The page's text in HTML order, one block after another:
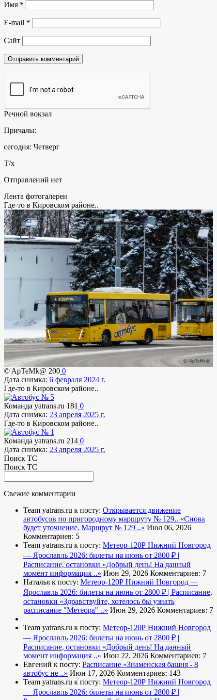
Имя *
E-mail *
Сайт
Речной вокзал
Причалы:
сегодня: Четверг
Т/х
Отправлений нет
Лента фотогалереи
Где-то в Кировском районе..
© ApTeMk@ 200 0
Дата снимка: 6 февраля 2024 г.
Где-то в Кировском районе..
Команда yatrans.ru 181 0
Дата снимка: 23 апреля 2025 г.
Где-то в Кировском районе..
Команда yatrans.ru 214 0
Дата снимка: 23 апреля 2025 г.
Поиск ТС
Поиск ТС
Свежие комментарии
Team yatrans.ru к посту: Открывается движение
автобусов по пригородному маршруту № 129.. «Снова
будет уточнение. Маршрут № 129 ..» Июл 06, 2026
Комментариев: 5
Team yatrans.ru к посту: Метеор-120Р Нижний Новгород
— Ярославль 2026: билеты на июнь от 2800 ₽ |
Расписание, остановки «Добрый день! На данный
момент информация ..» Июн 29, 2026 Комментариев: 7
Наталья к посту: Метеор-120Р Нижний Новгород —
Ярославль 2026: билеты на июнь от 2800 ₽ | Расписание,
остановки «Здравствуйте, хотелось бы узнать
расписание "Метеора" ..» Июн 29, 2026 Комментариев: 7
Team yatrans.ru к посту: Метеор-120Р Нижний Новгород
— Ярославль 2026: билеты на июнь от 2800 ₽ |
Расписание, остановки «Добрый день! На данный
момент информация ..» Июн 22, 2026 Комментариев: 7
Евгений к посту: Расписание «Знаменская башня - 8
автобус не ..» Июн 17, 2026 Комментариев: 143
Team yatrans.ru к посту: Метеор-120Р Нижний Новгород
— Ярославль 2026: билеты на июнь от 2800 ₽ |